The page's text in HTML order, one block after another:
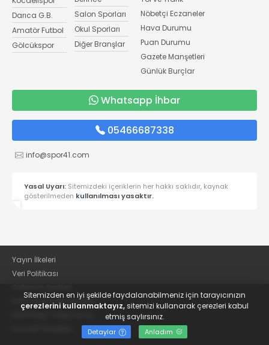
Darıca G.B.
Amatör Futbol
Gölcükspor
Salon Sporları
Okul Sporları
Diğer Branşlar
Nöbetçi Eczaneler
Hava Durumu
Puan Durumu
Gazete Manşetleri
Günlük Burçlar
Whatsapp İhbar
05466687338
info@spor41.com
Yasal Uyarı: Sitemizdeki içeriklerin her hakkı saklıdır, kaynak
gösterilmeden kullanılması yasaktır.
Yayın İlkeleri
Veri Politikası
KVKK Aydınlatma Metni
Sitemizden en iyi şekilde faydalanabilmeniz için tarayıcınızın
çerezlerini kullanmaktayız,sitemizi kullanarak çerezleri kabul
etmiş saylırsınız.
Detaylar Anladım